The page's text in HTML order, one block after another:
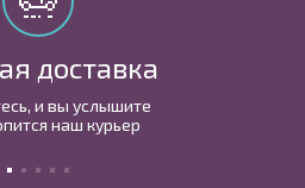
доставка
и вы услышите
наш курьер